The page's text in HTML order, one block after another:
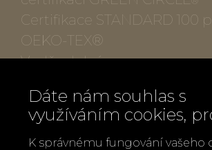
Certifikace STANDARD 100
OEKO-TEX®
Voděodolný
LOQI má certifikaci CO2
společnosti or Planetly.
Dáte nám souhlas s
využíváním cookies,
K správnému fungování